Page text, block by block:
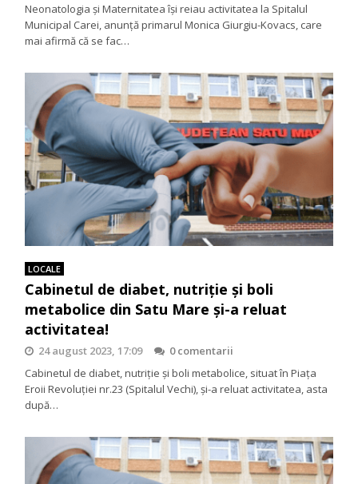
Neonatologia și Maternitatea își reiau activitatea la Spitalul
Municipal Carei, anunță primarul Monica Giurgiu-Kovacs, care
mai afirmă că se fac…
LOCALE
Cabinetul de diabet, nutriție și boli
metabolice din Satu Mare și-a reluat
activitatea!
24 august 2023, 17:09
0 comentarii
Cabinetul de diabet, nutriție și boli metabolice, situat în Piața
Eroii Revoluției nr.23 (Spitalul Vechi), și-a reluat activitatea, asta
după…